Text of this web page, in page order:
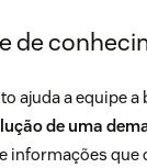
de
ajuda a equipe a
de uma
informações